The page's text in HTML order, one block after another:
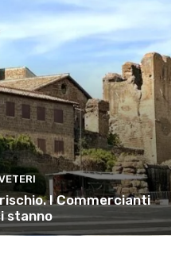
I Commercianti
stanno